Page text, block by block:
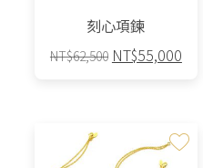
刻心項鍊
NT$62,500 原
NT$62,500。
NT$55,000目